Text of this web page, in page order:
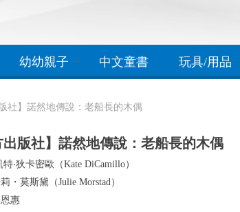
幼幼親子 中文童書 玩具/用品
社】諾然地傳說：老船長的木偶
出版社】諾然地傳說：老船長的木偶
特‧狄卡密歐（Kate DiCamillo）
・莫斯黛（Julie Morstad）
惠